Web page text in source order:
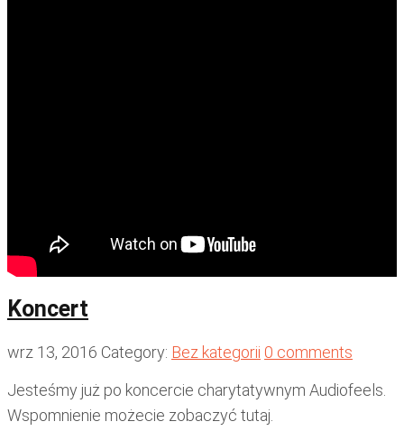
Koncert
wrz 13, 2016 Category: Bez kategorii 0 comments
Jesteśmy już po koncercie charytatywnym Audiofeels.
Wspomnienie możecie zobaczyć tutaj.